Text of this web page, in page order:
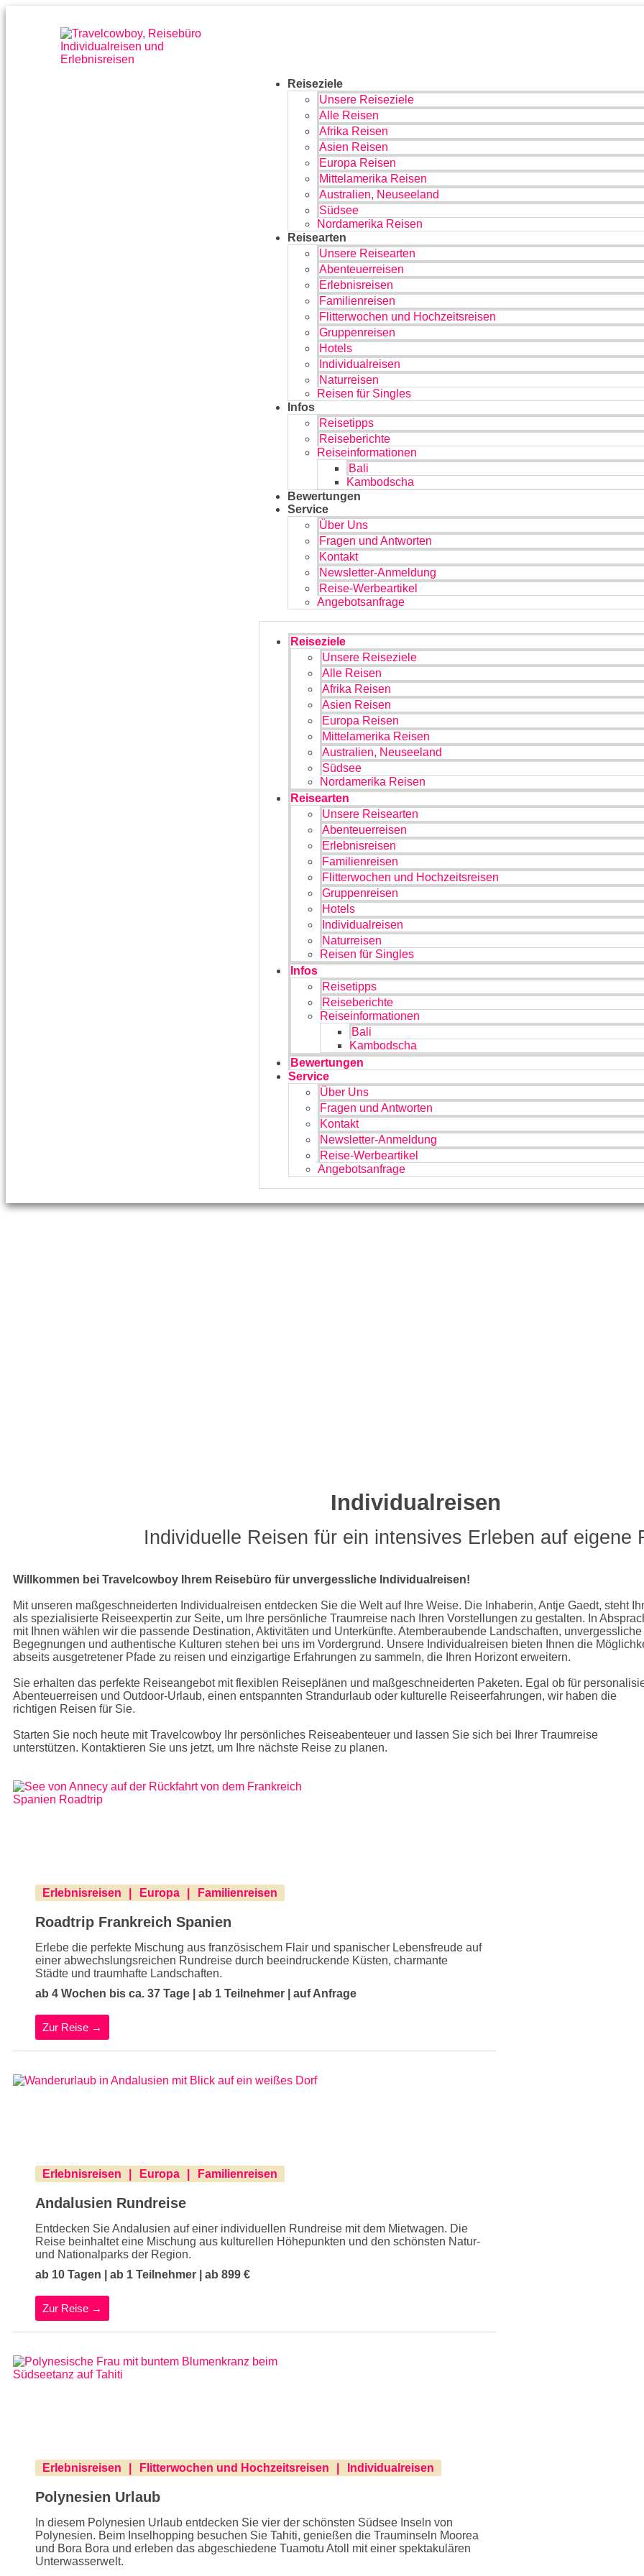
Reiseziele
Unsere Reiseziele
Alle Reisen
Afrika Reisen
Asien Reisen
Europa Reisen
Mittelamerika Reisen
Australien, Neuseeland
Südsee
Nordamerika Reisen
Reisearten
Unsere Reisearten
Abenteuerreisen
Erlebnisreisen
Familienreisen
Flitterwochen und Hochzeitsreisen
Gruppenreisen
Hotels
Individualreisen
Naturreisen
Reisen für Singles
Infos
Reisetipps
Reiseberichte
Reiseinformationen
Bali
Kambodscha
Bewertungen
Service
Über Uns
Fragen und Antworten
Kontakt
Newsletter-Anmeldung
Reise-Werbeartikel
Angebotsanfrage
Reiseziele
Unsere Reiseziele
Alle Reisen
Afrika Reisen
Asien Reisen
Europa Reisen
Mittelamerika Reisen
Australien, Neuseeland
Südsee
Nordamerika Reisen
Reisearten
Unsere Reisearten
Abenteuerreisen
Erlebnisreisen
Familienreisen
Flitterwochen und Hochzeitsreisen
Gruppenreisen
Hotels
Individualreisen
Naturreisen
Reisen für Singles
Infos
Reisetipps
Reiseberichte
Reiseinformationen
Bali
Kambodscha
Bewertungen
Service
Über Uns
Fragen und Antworten
Kontakt
Newsletter-Anmeldung
Reise-Werbeartikel
Angebotsanfrage
Individualreisen
Individuelle Reisen für ein intensives Erleben auf eigene
Willkommen bei Travelcowboy Ihrem Reisebüro für unvergessliche Individualreisen!
Mit unseren maßgeschneiderten Individualreisen entdecken Sie die Welt auf Ihre Weise. Die Inhaberin, Antje Gaedt, steht
als spezialisierte Reiseexpertin zur Seite, um Ihre persönliche Traumreise nach Ihren Vorstellungen zu gestalten. In
mit Ihnen wählen wir die passende Destination, Aktivitäten und Unterkünfte. Atemberaubende Landschaften, unvergessliche
Begegnungen und authentische Kulturen stehen bei uns im Vordergrund. Unsere Individualreisen bieten Ihnen die
abseits ausgetretener Pfade zu reisen und einzigartige Erfahrungen zu sammeln, die Ihren Horizont erweitern.
Sie erhalten das perfekte Reiseangebot mit flexiblen Reiseplänen und maßgeschneiderten Paketen. Egal ob für
Abenteuerreisen und Outdoor-Urlaub, einen entspannten Strandurlaub oder kulturelle Reiseerfahrungen, wir haben die
richtigen Reisen für Sie.
Starten Sie noch heute mit Travelcowboy Ihr persönliches Reiseabenteuer und lassen Sie sich bei Ihrer Traumreise
unterstützen. Kontaktieren Sie uns jetzt, um Ihre nächste Reise zu planen.
Erlebnisreisen Europa Familienreisen
Roadtrip Frankreich Spanien
Erlebe die perfekte Mischung aus französischem Flair und spanischer Lebensfreude auf
einer abwechslungsreichen Rundreise durch beeindruckende Küsten, charmante
Städte und traumhafte Landschaften.
ab 4 Wochen bis ca. 37 Tage | ab 1 Teilnehmer | auf Anfrage
Zur Reise →
Erlebnisreisen Europa Familienreisen
Andalusien Rundreise
Entdecken Sie Andalusien auf einer individuellen Rundreise mit dem Mietwagen. Die
Reise beinhaltet eine Mischung aus kulturellen Höhepunkten und den schönsten Natur-
und Nationalparks der Region.
ab 10 Tagen | ab 1 Teilnehmer | ab 899 €
Zur Reise →
Erlebnisreisen Flitterwochen und Hochzeitsreisen Individualreisen
Polynesien Urlaub
In diesem Polynesien Urlaub entdecken Sie vier der schönsten Südsee Inseln von
Polynesien. Beim Inselhopping besuchen Sie Tahiti, genießen die Trauminseln Moorea
und Bora Bora und erleben das abgeschiedene Tuamotu Atoll mit einer spektakulären
Unterwasserwelt.